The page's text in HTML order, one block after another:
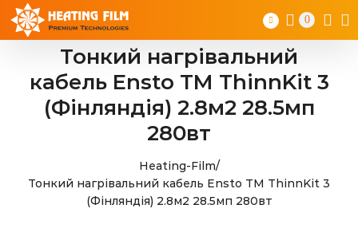
Skip
0
Тонкий нагрівальний
кабель Ensto TM ThinnKit 3
(Фінляндія) 2.8м2 28.5мп
280вт
Heating-Film/
Тонкий нагрівальний кабель Ensto TM ThinnKit 3
(Фінляндія) 2.8м2 28.5мп 280вт